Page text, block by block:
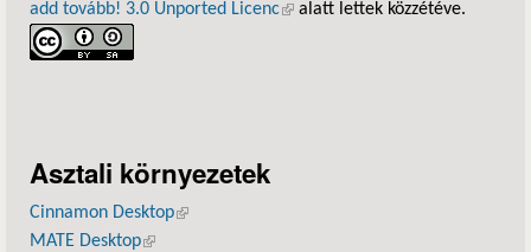
add tovább! 3.0 Unported Licenc(külső hivatkozás)
alatt lettek közzétéve.
Asztali környezetek
Cinnamon Desktop(külső hivatkozás)
MATE Desktop(külső hivatkozás)